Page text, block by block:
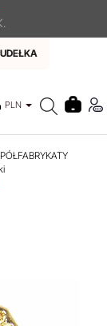
PLN
PÓŁFABRYKATY